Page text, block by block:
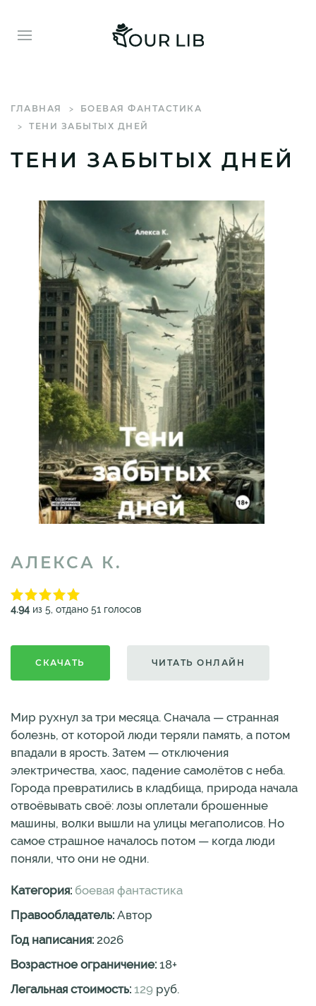
ГЛАВНАЯ
БОЕВАЯ ФАНТАСТИКА
ТЕНИ ЗАБЫТЫХ ДНЕЙ
ТЕНИ ЗАБЫТЫХ ДНЕЙ
АЛЕКСА К.
4.94 из 5, отдано 51 голосов
СКАЧАТЬ ЧИТАТЬ ОНЛАЙН
Мир рухнул за три месяца. Сначала — странная
болезнь, от которой люди теряли память, а потом
впадали в ярость. Затем — отключения
электричества, хаос, падение самолётов с неба.
Города превратились в кладбища, природа начала
отвоёвывать своё: лозы оплетали брошенные
машины, волки вышли на улицы мегаполисов. Но
самое страшное началось потом — когда люди
поняли, что они не одни.
Категория: боевая фантастика
Правообладатель: Автор
Год написания: 2026
Возрастное ограничение: 18+
Легальная стоимость: 129 руб.